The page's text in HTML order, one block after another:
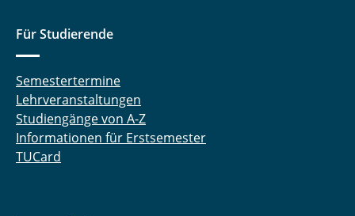
Für Studierende
Semestertermine
Lehrveranstaltungen
Studiengänge von A-Z
Informationen für Erstsemester
TUCard